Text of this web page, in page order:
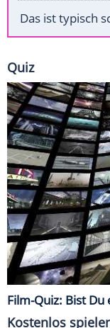
Das ist typisch
Quiz
Film-Quiz: Bist Du
Kostenlos